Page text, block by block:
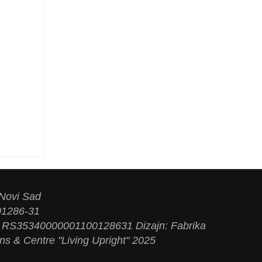
Sad
31
Dizajn: Fabrika
& Centre "Living Upright" 2025